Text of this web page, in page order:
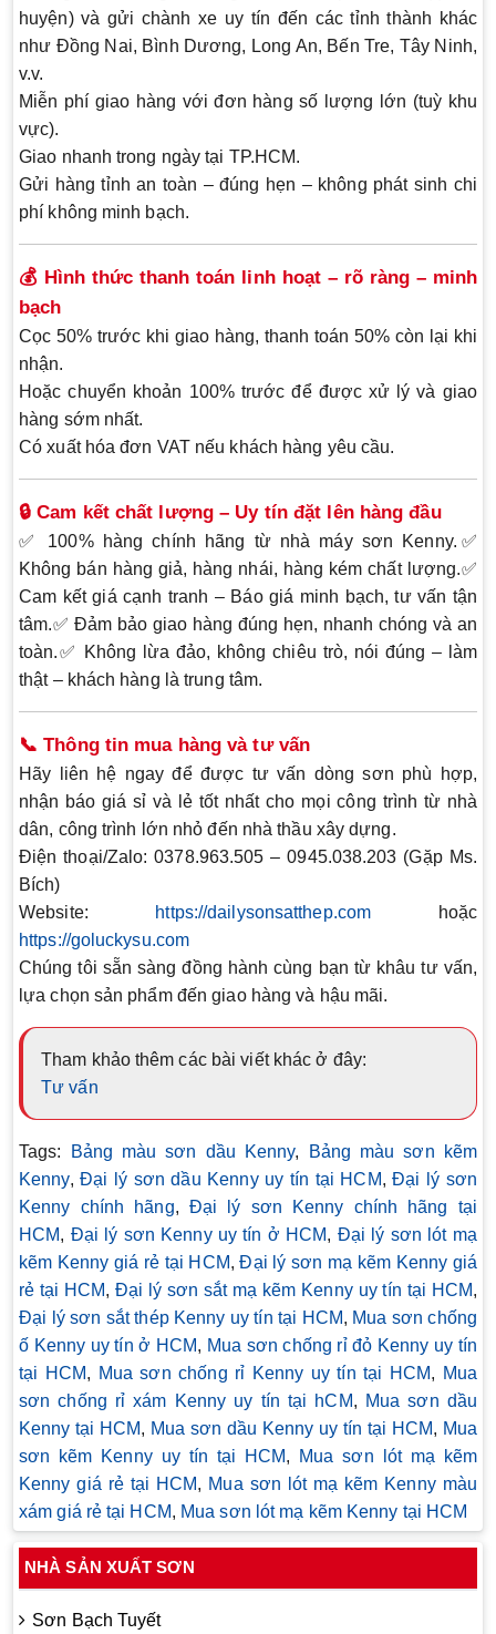
huyện)và gửi chành xe uy tín đến các tỉnh thành khác
như Đồng Nai, Bình Dương, Long An, Bến Tre, Tây Ninh,
v.v.
Miễn phí giao hàng với đơn hàng số lượng lớn (tuỳ khu
vực).
Giao nhanh trong ngày tại TP.HCM.
Gửi hàng tỉnhan toàn – đúng hẹn – không phát sinh chi
phí không minh bạch.
💰 Hình thức thanh toán linh hoạt – rõ ràng – minh
bạch
Cọc 50% trước khi giao hàng, thanh toán 50% còn lại khi
nhận.
Hoặcchuyển khoản 100%trước để được xử lý và giao
hàng sớm nhất.
Có xuất hóa đơn VAT nếu khách hàng yêu cầu.
🔒 Cam kết chất lượng – Uy tín đặt lên hàng đầu
✅ 100% hàng chính hãng từ nhà máy sơn Kenny.✅
Không bán hàng giả, hàng nhái, hàng kém chất lượng.✅
Cam kết giá cạnh tranh – Báo giá minh bạch, tư vấn tận
tâm.✅Đảm bảo giao hàng đúng hẹn, nhanh chóng và an
toàn.✅
Không lừa đảo, không chiêu trò, nói đúng – làm
thật – khách hàng là trung tâm.
📞 Thông tin mua hàng và tư vấn
Hãy liên hệ ngay để được tư vấn dòng sơn phù hợp,
nhận báo giá sỉ và lẻ tốt nhấtcho mọi công trình từ nhà
dân, công trình lớn nhỏ đến nhà thầu xây dựng.
Điện thoại/Zalo: 0378.963.505 – 0945.038.203 (Gặp Ms.
Bích)
Website: https://dailysonsatthep.com hoặc
https://goluckysu.com
Chúng tôi sẵn sàng đồng hành cùng bạn từ khâu tư vấn,
lựa chọn sản phẩm đến giao hàng và hậu mãi.
Tham khảo thêm các bài viết khác ở đây:
Tư vấn
Tags: Bảng màu sơn dầu Kenny,
Bảng màu sơn kẽm
Kenny,Đại lý sơn dầu Kenny uy tín tại HCM,Đại lý sơn
Kenny chính hãng, Đại lý sơn Kenny chính hãng tại
HCM, Đại lý sơn Kenny uy tín ở HCM, Đại lý sơn lót mạ
kẽm Kenny giá rẻ tại HCM,Đại lý sơn mạ kẽm Kenny giá
rẻ tại HCM,Đại lý sơn sắt mạ kẽm Kenny uy tín tại HCM,
Đại lý sơn sắt thép Kenny uy tín tại HCM, Mua sơn chống
ố Kenny uy tín ở HCM, Mua sơn chống rỉ đỏ Kenny uy tín
tại HCM, Mua sơn chống rỉ Kenny uy tín tại HCM, Mua
sơn chống rỉ xám Kenny uy tín tại hCM, Mua sơn dầu
Kenny tại HCM, Mua sơn dầu Kenny uy tín tại HCM, Mua
sơn kẽm Kenny uy tín tại HCM,
Mua sơn lót mạ kẽm
Kenny giá rẻ tại HCM, Mua sơn lót mạ kẽm Kenny màu
xám giá rẻ tại HCM, Mua sơn lót mạ kẽm Kenny tại HCM
NHÀ SẢN XUẤT SƠN
Sơn Bạch Tuyết